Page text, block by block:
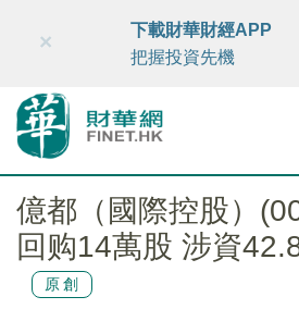
財華智庫網 FINTV
×
下載財華財經APP
把握投資先機
億都（國際控股）
回购14萬股 涉資
原創